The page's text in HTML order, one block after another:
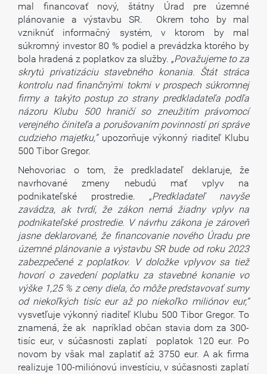
mal financovať nový, štátny Úrad pre územné
plánovanie a výstavbu SR. Okrem toho by mal
vzniknúť informačný systém, v ktorom by mal
súkromný investor 80 % podiel a prevádzka ktorého by
bola hradená z poplatkov za služby. „Považujeme to za
skrytú privatizáciu stavebného konania. Štát stráca
kontrolu nad finančnými tokmi v prospech súkromnej
firmy a takýto postup zo strany predkladateľa podľa
názoru Klubu 500 hraničí so zneužitím právomocí
verejného činiteľa a porušovaním povinností pri správe
cudzieho majetku,“ upozorňuje výkonný riaditeľ Klubu
500 Tibor Gregor.
Nehovoriac o tom, že predkladateľ deklaruje, že
navrhované zmeny nebudú mať vplyv na
podnikateľské prostredie. „Predkladateľ navyše
zavádza, ak tvrdí, že zákon nemá žiadny vplyv na
podnikateľské prostredie. V návrhu zákona je zároveň
jasne deklarované, že financovanie nového Úradu pre
územné plánovanie a výstavbu SR bude od roku 2023
zabezpečené z poplatkov. V doložke vplyvov sa tiež
hovorí o zavedení poplatku za stavebné konanie vo
výške 1,25 % z ceny diela, čo môže predstavovať sumy
od niekoľkých tisíc eur až po niekoľko miliónov eur,“
vysvetľuje výkonný riaditeľ Klubu 500 Tibor Gregor. To
znamená, že ak napríklad občan stavia dom za 300-
tisíc eur, v súčasnosti zaplatí poplatok 120 eur. Po
novom by však mal zaplatiť až 3750 eur. A ak firma
realizuje 100-miliónovú investíciu, v súčasnosti zaplatí